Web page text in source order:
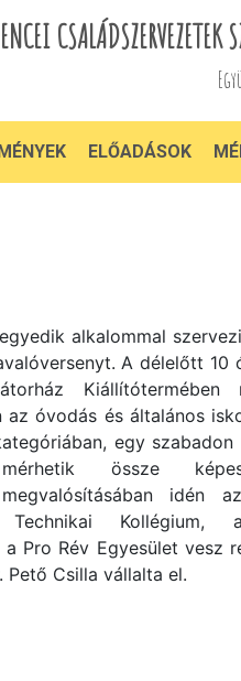
CSALÁDSZERVEZETEK
ELŐADÁSOK
alkalommal
A délelőtt 10
Kiállítótermében
az óvodás és általános
egy
mérhetik össze
megvalósításában idén
Kollégium,
a Pro Rév Egyesület vesz
Csilla vállalta el.